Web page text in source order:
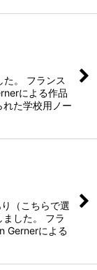
。 フランス
による作品
た学校用ノー
（こちらで選
した。 フラ
Gernerによる